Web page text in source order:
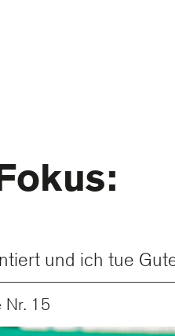
und ich tue
Nr. 15